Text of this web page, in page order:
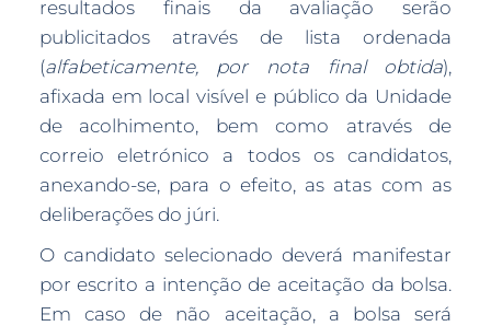
resultados finais da avaliação serão
publicitados através de lista ordenada
(alfabeticamente, por nota final obtida),
afixada em local visível e público da Unidade
de acolhimento, bem como através de
correio eletrónico a todos os candidatos,
anexando-se, para o efeito, as atas com as
deliberações do júri.
O candidato selecionado deverá manifestar
por escrito a intenção de aceitação da bolsa.
Em caso de não aceitação, a bolsa será